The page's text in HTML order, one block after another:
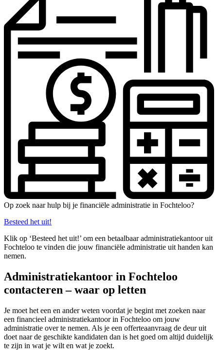
Op zoek naar hulp bij je financiële administratie in Fochteloo?
Besteed het uit!
Klik op ‘Besteed het uit!’ om een betaalbaar administratiekantoor uit
Fochteloo te vinden die jouw financiële administratie uit handen kan
nemen.
Administratiekantoor in Fochteloo
contacteren – waar op letten
Je moet het een en ander weten voordat je begint met zoeken naar
een financieel administratiekantoor in Fochteloo om jouw
administratie over te nemen. Als je een offerteaanvraag de deur uit
doet naar de geschikte kandidaten dan is het goed om altijd duidelijk
te zijn in wat je wilt en wat je zoekt.